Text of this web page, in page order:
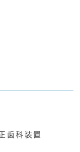
歯科装置